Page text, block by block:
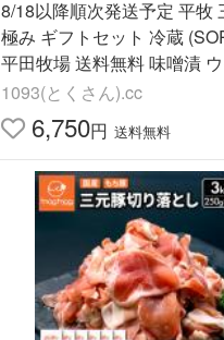
8/18以降順次発送予定 平牧
極み ギフトセット 冷蔵
平田牧場 送料無料 味噌漬
ー ベーコン 生ハム お中元 夏ギフ
ト 【B02】
1093(とくさん).cc
6,750円 送料無料